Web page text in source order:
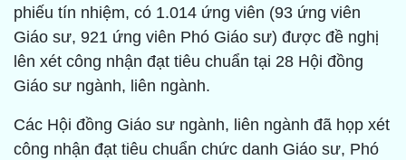
phiếu tín nhiệm, có 1.014 ứng viên (93 ứng viên
Giáo sư, 921 ứng viên Phó Giáo sư) được đề nghị
lên xét công nhận đạt tiêu chuẩn tại 28 Hội đồng
Giáo sư ngành, liên ngành.
Các Hội đồng Giáo sư ngành, liên ngành đã họp xét
công nhận đạt tiêu chuẩn chức danh Giáo sư, Phó